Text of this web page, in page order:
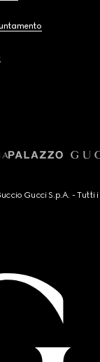
Gucci S.p.A. - Tutti